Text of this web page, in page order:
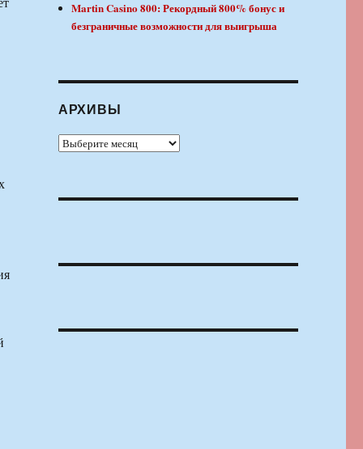
Martin Casino 800: Рекордный 800% бонус и
безграничные возможности для выигрыша
АРХИВЫ
Архивы